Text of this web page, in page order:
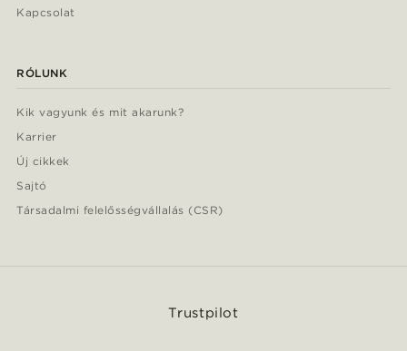
Kapcsolat
RÓLUNK
Kik vagyunk és mit akarunk?
Karrier
Új cikkek
Sajtó
Társadalmi felelősségvállalás (CSR)
Trustpilot